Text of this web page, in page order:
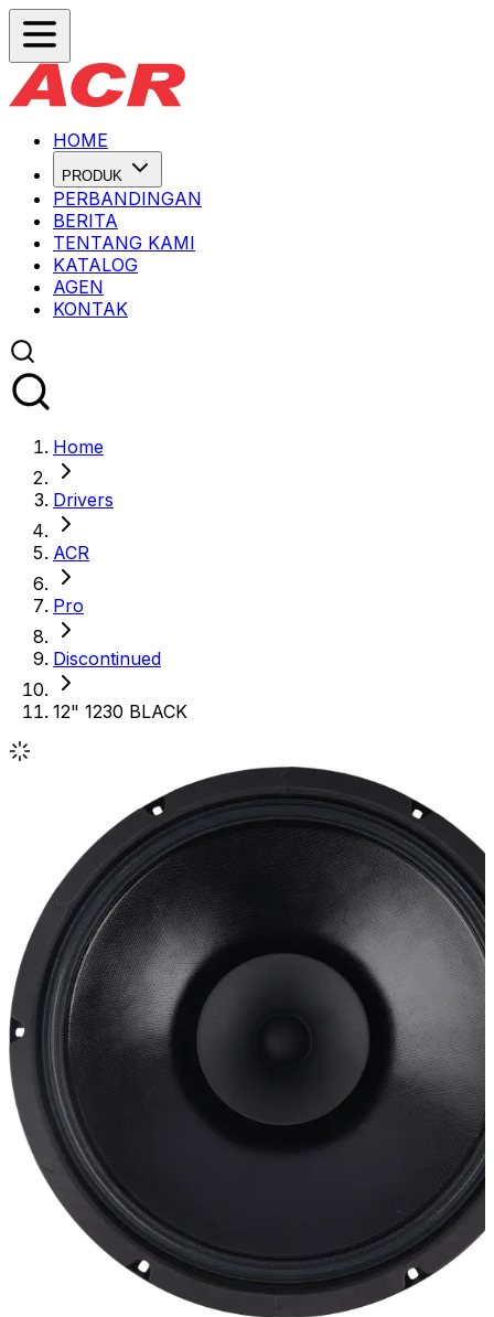
HOME
PRODUK
PERBANDINGAN
BERITA
TENTANG KAMI
KATALOG
AGEN
KONTAK
Home
Drivers
ACR
Pro
Discontinued
12" 1230 BLACK